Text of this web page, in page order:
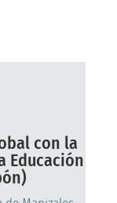
con la
Educación